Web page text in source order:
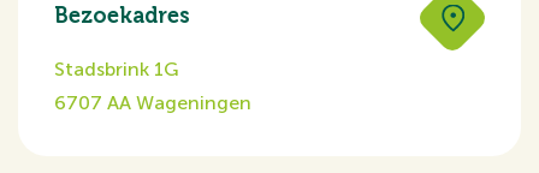
Bezoekadres
Stadsbrink 1G
6707 AA Wageningen